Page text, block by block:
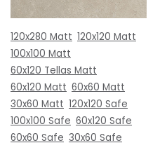
120x280 Matt 120x120 Matt
100x100 Matt
60x120 Tellas Matt
60x120 Matt 60x60 Matt
30x60 Matt 120x120 Safe
100x100 Safe 60x120 Safe
60x60 Safe 30x60 Safe